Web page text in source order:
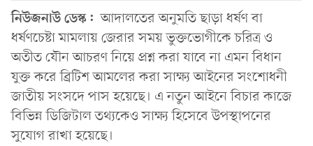
নিউজনাউ ডেস্ক: আদালতের অনুমতি ছাড়া ধর্ষণ বা
ধর্ষণচেষ্টা মামলায় জেরার সময় ভুক্তভোগীকে চরিত্র ও
অতীত যৌন আচরণ নিয়ে প্রশ্ন করা যাবে না এমন বিধান
যুক্ত করে ব্রিটিশ আমলের করা সাক্ষ্য আইনের সংশোধনী
জাতীয় সংসদে পাস হয়েছে। এ নতুন আইনে বিচার কাজে
বিভিন্ন ডিজিটাল তথ্যকেও সাক্ষ্য হিসেবে উপস্থাপনের
সুযোগ রাখা হয়েছে।